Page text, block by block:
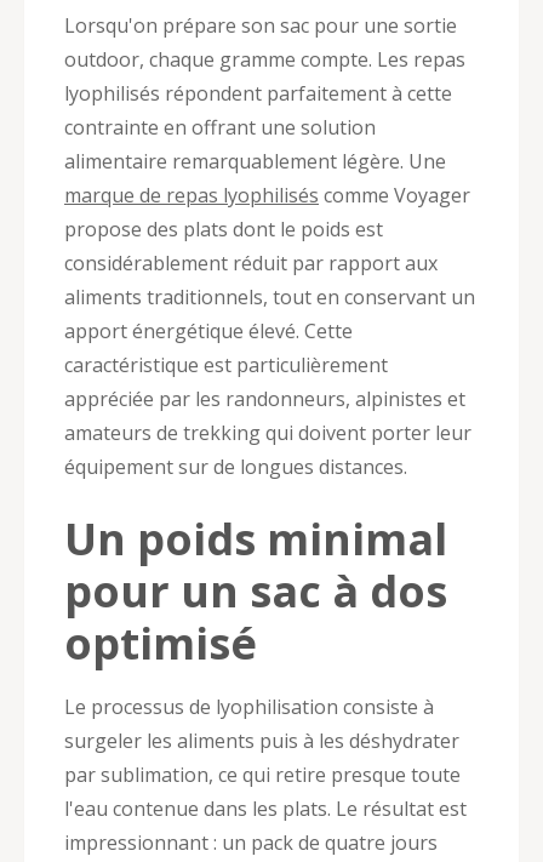
Lorsqu'on prépare son sac pour une sortie
outdoor, chaque gramme compte. Les repas
lyophilisés répondent parfaitement à cette
contrainte en offrant une solution
alimentaire remarquablement légère. Une
marque de repas lyophilisés comme Voyager
propose des plats dont le poids est
considérablement réduit par rapport aux
aliments traditionnels, tout en conservant un
apport énergétique élevé. Cette
caractéristique est particulièrement
appréciée par les randonneurs, alpinistes et
amateurs de trekking qui doivent porter leur
équipement sur de longues distances.
Un poids minimal
pour un sac à dos
optimisé
Le processus de lyophilisation consiste à
surgeler les aliments puis à les déshydrater
par sublimation, ce qui retire presque toute
l'eau contenue dans les plats. Le résultat est
impressionnant : un pack de quatre jours